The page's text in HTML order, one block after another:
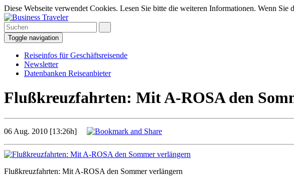
Diese Webseite verwendet Cookies. Lesen Sie bitte die weiteren Informationen. Wenn Sie
Toggle navigation
Reiseinfos für Geschäftsreisende
Newsletter
Datenbanken Reiseanbieter
Flußkreuzfahrten: Mit A-ROSA den
06 Aug. 2010 [13:26h]
Flußkreuzfahrten: Mit A-ROSA den Sommer verlängern